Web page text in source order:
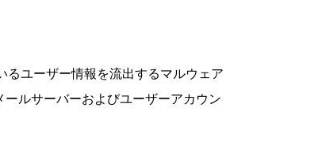
るユーザー情報を流出するマルウェア
ルサーバーおよびユーザーアカウン